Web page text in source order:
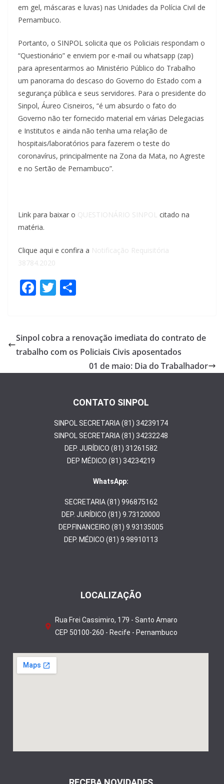
em gel, máscaras e luvas) nas Unidades da Polícia Civil de
Pernambuco.
Portanto, o SINPOL solicita que os Policiais respondam o
“Questionário” e enviem por e-mail ou whatsapp (zap)
para apresentarmos ao Ministério Público do Trabalho
um panorama do descaso do Governo do Estado com a
segurança pública e seus servidores. Para o presidente do
Sinpol, Áureo Cisneiros, “é um absurdo o fato do
Governo não ter fornecido material em várias Delegacias
e Institutos e ainda não tenha uma relação de
hospitais/laboratórios para fazerem o teste do
coronavírus, principalmente na Zona da Mata, no Agreste
e no Sertão de Pernambuco”.
Link para baixar o QUESTIONÁRIO SINPOL citado na
matéria.
Clique aqui e confira a Notificação Requisitória
38784.2020
F
b
o
o
T
er e
Sinpol cobra a renovação imediata do contrato de
trabalho com os Policiais Civis aposentados
01 de maio: Dia do Trabalhador
CONTATO SINPOL
SINPOL SECRETARIA (81) 34239174
SINPOL SECRETARIA (81) 34232248
DEP. JURÍDICO (81) 31261582
DEP MÉDICO (81) 34234219
WhatsApp:
SECRETARIA (81) 996875162
DEP. JURÍDICO (81) 9.73120000
DEP.FINANCEIRO (81) 9.93135005
DEP. MÉDICO (81) 9.98910113
LOCALIZAÇÃO
Rua Frei Cassimiro, 179 - Santo Amaro
CEP 50100-260 - Recife - Pernambuco